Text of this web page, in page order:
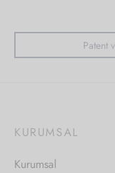
Patent
KURUMSAL
Kurumsal